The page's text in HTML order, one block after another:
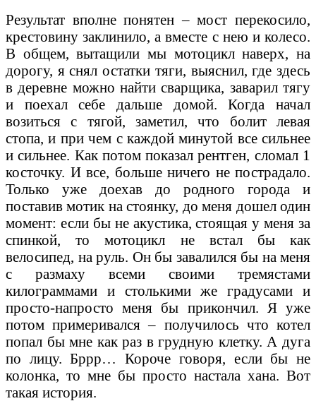
Результат вполне понятен – мост перекосило,
крестовину заклинило, а вместе с нею и колесо.
В общем, вытащили мы мотоцикл наверх, на
дорогу, я снял остатки тяги, выяснил, где здесь
в деревне можно найти сварщика, заварил тягу
и поехал себе дальше домой. Когда начал
возиться с тягой, заметил, что болит левая
стопа, и при чем с каждой минутой все сильнее
и сильнее. Как потом показал рентген, сломал 1
косточку. И все, больше ничего не пострадало.
Только уже доехав до родного города и
поставив мотик на стоянку, до меня дошел один
момент: если бы не акустика, стоящая у меня за
спинкой, то мотоцикл не встал бы как
велосипед, на руль. Он бы завалился бы на меня
с размаху всеми своими тремястами
килограммами и столькими же градусами и
просто-напросто меня бы прикончил. Я уже
потом примеривался – получилось что котел
попал бы мне как раз в грудную клетку. А дуга
по лицу. Бррр… Короче говоря, если бы не
колонка, то мне бы просто настала хана. Вот
такая история.